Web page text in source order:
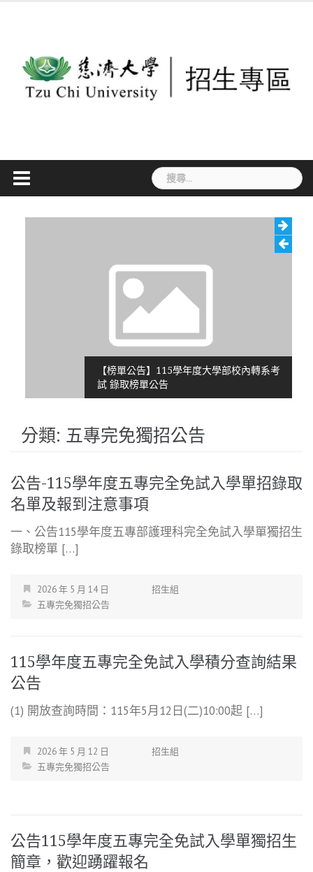
搜
尋
【榜單公告】115學年度大學部校內轉系考
試 錄取榜單公告
分類: 五專完免獨招公告
公告-115學年度五專完全免試入學單招錄取
名單及報到注意事項
一、公告115學年度五專部護理科完全免試入學單獨招生
錄取榜單 […]
2026 年 5 月 14 日
招生組
五專完免獨招公告
115學年度五專完全免試入學積分查詢結果
公告
(1) 開放查詢時間：115年5月12日(二)10:00起 […]
2026 年 5 月 12 日
招生組
五專完免獨招公告
公告115學年度五專完全免試入學單獨招生
簡章，歡迎踴躍報名